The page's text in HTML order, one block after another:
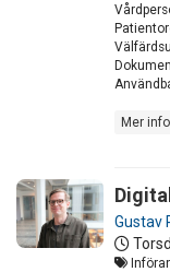
Mer
Gustav